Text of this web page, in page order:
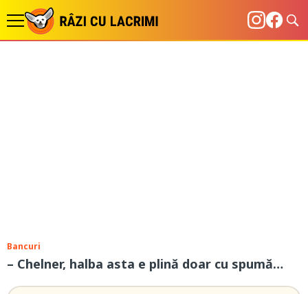
Bancuri
– Chelner, halba asta e plină doar cu spumă…